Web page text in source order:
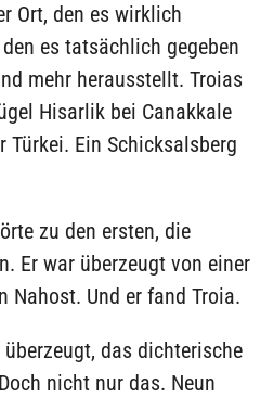
Ort, den es wirklich
es tatsächlich gegeben
mehr herausstellt. Troias
Hisarlik bei Canakkale
Türkei. Ein Schicksalsberg
zu den ersten, die
Er war überzeugt von einer
Nahost. Und er fand Troia.
das dichterische
nicht nur das. Neun